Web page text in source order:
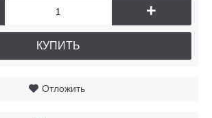
+
КУПИТЬ
Отложить